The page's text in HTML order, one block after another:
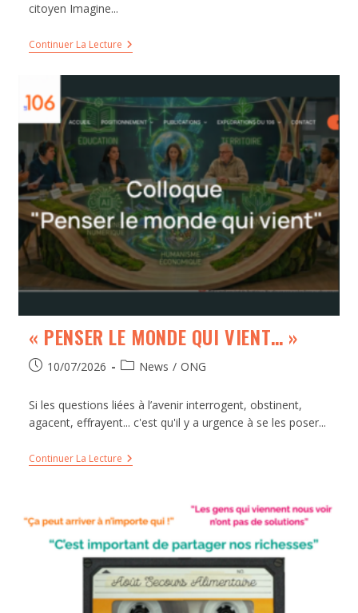
citoyen Imagine...
Continuer La Lecture
« PENSER LE MONDE QUI VIENT… »
10/07/2026 News / ONG
Si les questions liées à l’avenir interrogent, obstinent,
agacent, effrayent... c'est qu'il y a urgence à se les poser...
Continuer La Lecture